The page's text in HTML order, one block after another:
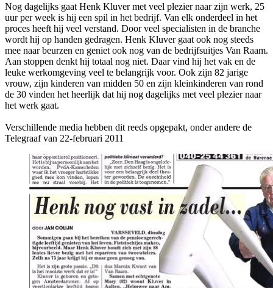
Nog dagelijks gaat Henk Kluver met veel plezier naar zijn werk, 25
uur per week is hij een spil in het bedrijf. Van elk onderdeel in het
proces heeft hij veel verstand. Door veel specialisten in de branche
wordt hij op handen gedragen. Henk Kluver gaat ook nog steeds
mee naar beurzen en geniet ook nog van de bedrijfsuitjes Van Raam.
Aan stoppen denkt hij totaal nog niet. Daar vind hij het vak en de
leuke werkomgeving veel te belangrijk voor. Ook zijn 82 jarige
vrouw, zijn kinderen van midden 50 en zijn kleinkinderen van rond
de 30 vinden het heerlijk dat hij nog dagelijks met veel plezier naar
het werk gaat.
Verschillende media hebben dit reeds opgepakt, onder andere de
Telegraaf van 22-februari 2011